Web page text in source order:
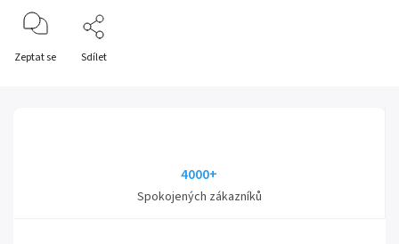
Zeptat se Sdílet
4000+
Spokojených zákazníků